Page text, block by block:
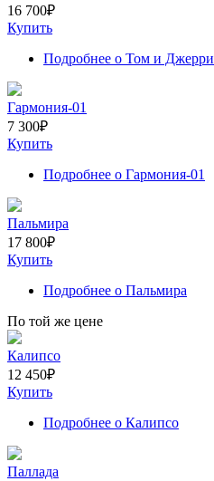
16 700₽
Купить
Подробнее о Том и Джерри
Гармония-01
7 300₽
Купить
Подробнее о Гармония-01
Пальмира
17 800₽
Купить
Подробнее о Пальмира
По той же цене
Калипсо
12 450₽
Купить
Подробнее о Калипсо
Паллада